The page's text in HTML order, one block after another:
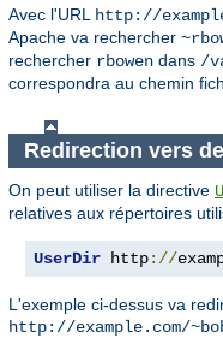
Avec l'URL http://
Apache va rechercher
rechercher rbowen dans /
correspondra au chemin
Redirection vers
On peut utiliser la directive
relatives aux répertoires
UserDir http://
L'exemple ci-dessus va
http://example.com/